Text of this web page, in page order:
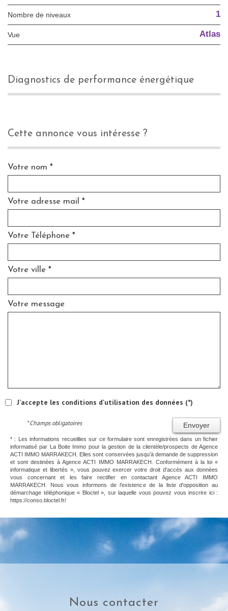
Nombre de niveaux 1
Vue Atlas
diagnostics de performance énergétique
cette annonce vous intéresse ?
Votre nom *
Votre adresse mail *
Votre Téléphone *
Votre ville *
Votre message
J'accepte les conditions d'utilisation des données (*)
Envoyer
* Champs obligatoires
* : Les informations recueillies sur ce formulaire sont enregistrées dans un fichier
informatisé par La Boite Immo pour la gestion de la clientèle/prospects de Agence
ACTI IMMO MARRAKECH. Elles sont conservées jusqu'à demande de suppression
et sont destinées à Agence ACTI IMMO MARRAKECH. Conformément à la loi «
informatique et libertés », vous pouvez exercer votre droit d'accès aux données
vous concernant et les faire rectifier en contactant Agence ACTI IMMO
MARRAKECH. Nous vous informons de l’existence de la liste d'opposition au
démarchage téléphonique « Bloctel », sur laquelle vous pouvez vous inscrire ici :
https://conso.bloctel.fr/
nous contacter